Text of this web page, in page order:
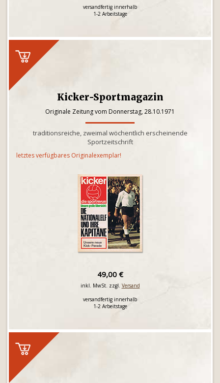
versandfertig innerhalb
1-2 Arbeitstage
Kicker-Sportmagazin
Originale Zeitung vom Donnerstag, 28.10.1971
traditionsreiche, zweimal wöchentlich erscheinende
Sportzeitschrift
letztes verfügbares Originalexemplar!
49,00 €
inkl. MwSt. zzgl. Versand
versandfertig innerhalb
1-2 Arbeitstage